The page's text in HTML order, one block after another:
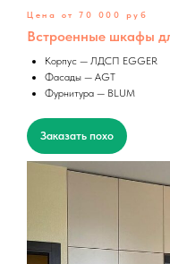
Цена от 70 000 руб
Встроенные шкафы
Корпус — ЛДСП EGGER
Фасады — AGT
Фурнитура — BLUM
Заказать похо